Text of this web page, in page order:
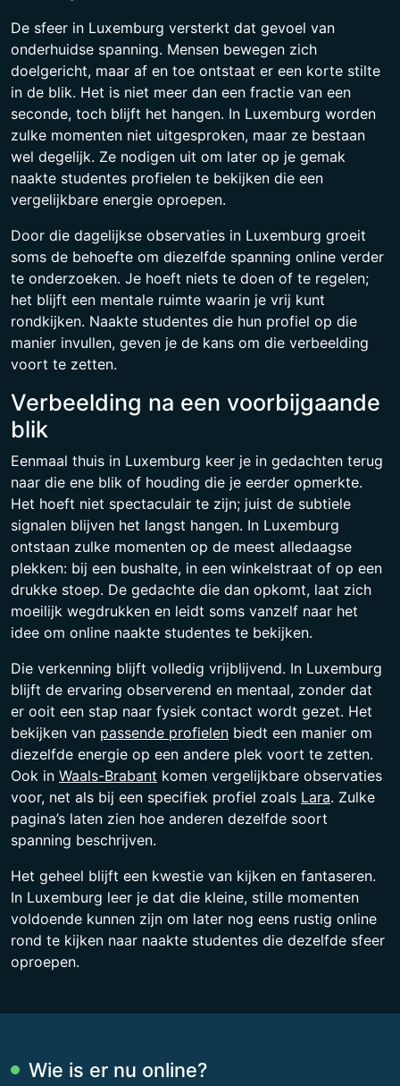
De sfeer in Luxemburg versterkt dat gevoel van
onderhuidse spanning. Mensen bewegen zich
doelgericht, maar af en toe ontstaat er een korte stilte
in de blik. Het is niet meer dan een fractie van een
seconde, toch blijft het hangen. In Luxemburg worden
zulke momenten niet uitgesproken, maar ze bestaan
wel degelijk. Ze nodigen uit om later op je gemak
naakte studentes profielen te bekijken die een
vergelijkbare energie oproepen.
Door die dagelijkse observaties in Luxemburg groeit
soms de behoefte om diezelfde spanning online verder
te onderzoeken. Je hoeft niets te doen of te regelen;
het blijft een mentale ruimte waarin je vrij kunt
rondkijken. Naakte studentes die hun profiel op die
manier invullen, geven je de kans om die verbeelding
voort te zetten.
Verbeelding na een voorbijgaande
blik
Eenmaal thuis in Luxemburg keer je in gedachten terug
naar die ene blik of houding die je eerder opmerkte.
Het hoeft niet spectaculair te zijn; juist de subtiele
signalen blijven het langst hangen. In Luxemburg
ontstaan zulke momenten op de meest alledaagse
plekken: bij een bushalte, in een winkelstraat of op een
drukke stoep. De gedachte die dan opkomt, laat zich
moeilijk wegdrukken en leidt soms vanzelf naar het
idee om online naakte studentes te bekijken.
Die verkenning blijft volledig vrijblijvend. In Luxemburg
blijft de ervaring observerend en mentaal, zonder dat
er ooit een stap naar fysiek contact wordt gezet. Het
bekijken van passende profielen biedt een manier om
diezelfde energie op een andere plek voort te zetten.
Ook in Waals-Brabant komen vergelijkbare observaties
voor, net als bij een specifiek profiel zoals Lara. Zulke
pagina’s laten zien hoe anderen dezelfde soort
spanning beschrijven.
Het geheel blijft een kwestie van kijken en fantaseren.
In Luxemburg leer je dat die kleine, stille momenten
voldoende kunnen zijn om later nog eens rustig online
rond te kijken naar naakte studentes die dezelfde sfeer
oproepen.
Wie is er nu online?